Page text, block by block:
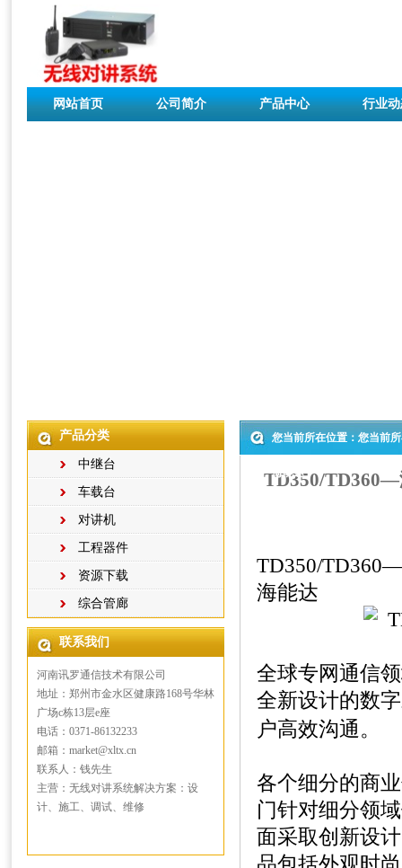
网站首页 公司简介 产品中心 行业
产品分类
中继台
车载台
对讲机
工程器件
资源下载
综合管廊
联系我们
河南讯罗通信技术有限公司
地址：郑州市金水区健康路168号华林
广场c栋13层e座
电话：0371-86132233
邮箱：market@xltx.cn
联系人：钱先生
主营：无线对讲系统解决方案：设
计、施工、调试、维修
您当前所在位置：您当前
海能达
TD350/TD360—
TD350/
海能达
全球专网通信
全新设计的数
户高效沟通。
各个细分的商
门针对细分领
面采取创新设